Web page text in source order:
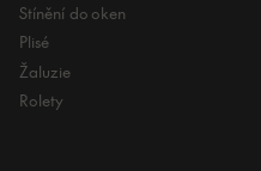
Stínění do oken
Plisé
Žaluzie
Rolety